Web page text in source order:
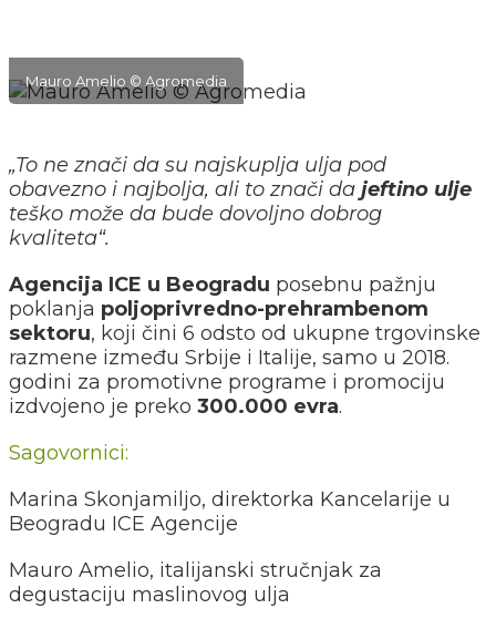
Mauro Amelio © Agromedia
„To ne znači da su najskuplja ulja pod
obavezno i najbolja, ali to znači da jeftino ulje
teško može da bude dovoljno dobrog
kvaliteta“.
Agencija ICE u Beogradu posebnu pažnju
poklanja poljoprivredno-prehrambenom
sektoru, koji čini 6 odsto od ukupne trgovinske
razmene između Srbije i Italije, samo u 2018.
godini za promotivne programe i promociju
izdvojeno je preko 300.000 evra.
Sagovornici:
Marina Skonjamiljo, direktorka Kancelarije u
Beogradu ICE Agencije
Mauro Amelio, italijanski stručnjak za
degustaciju maslinovog ulja